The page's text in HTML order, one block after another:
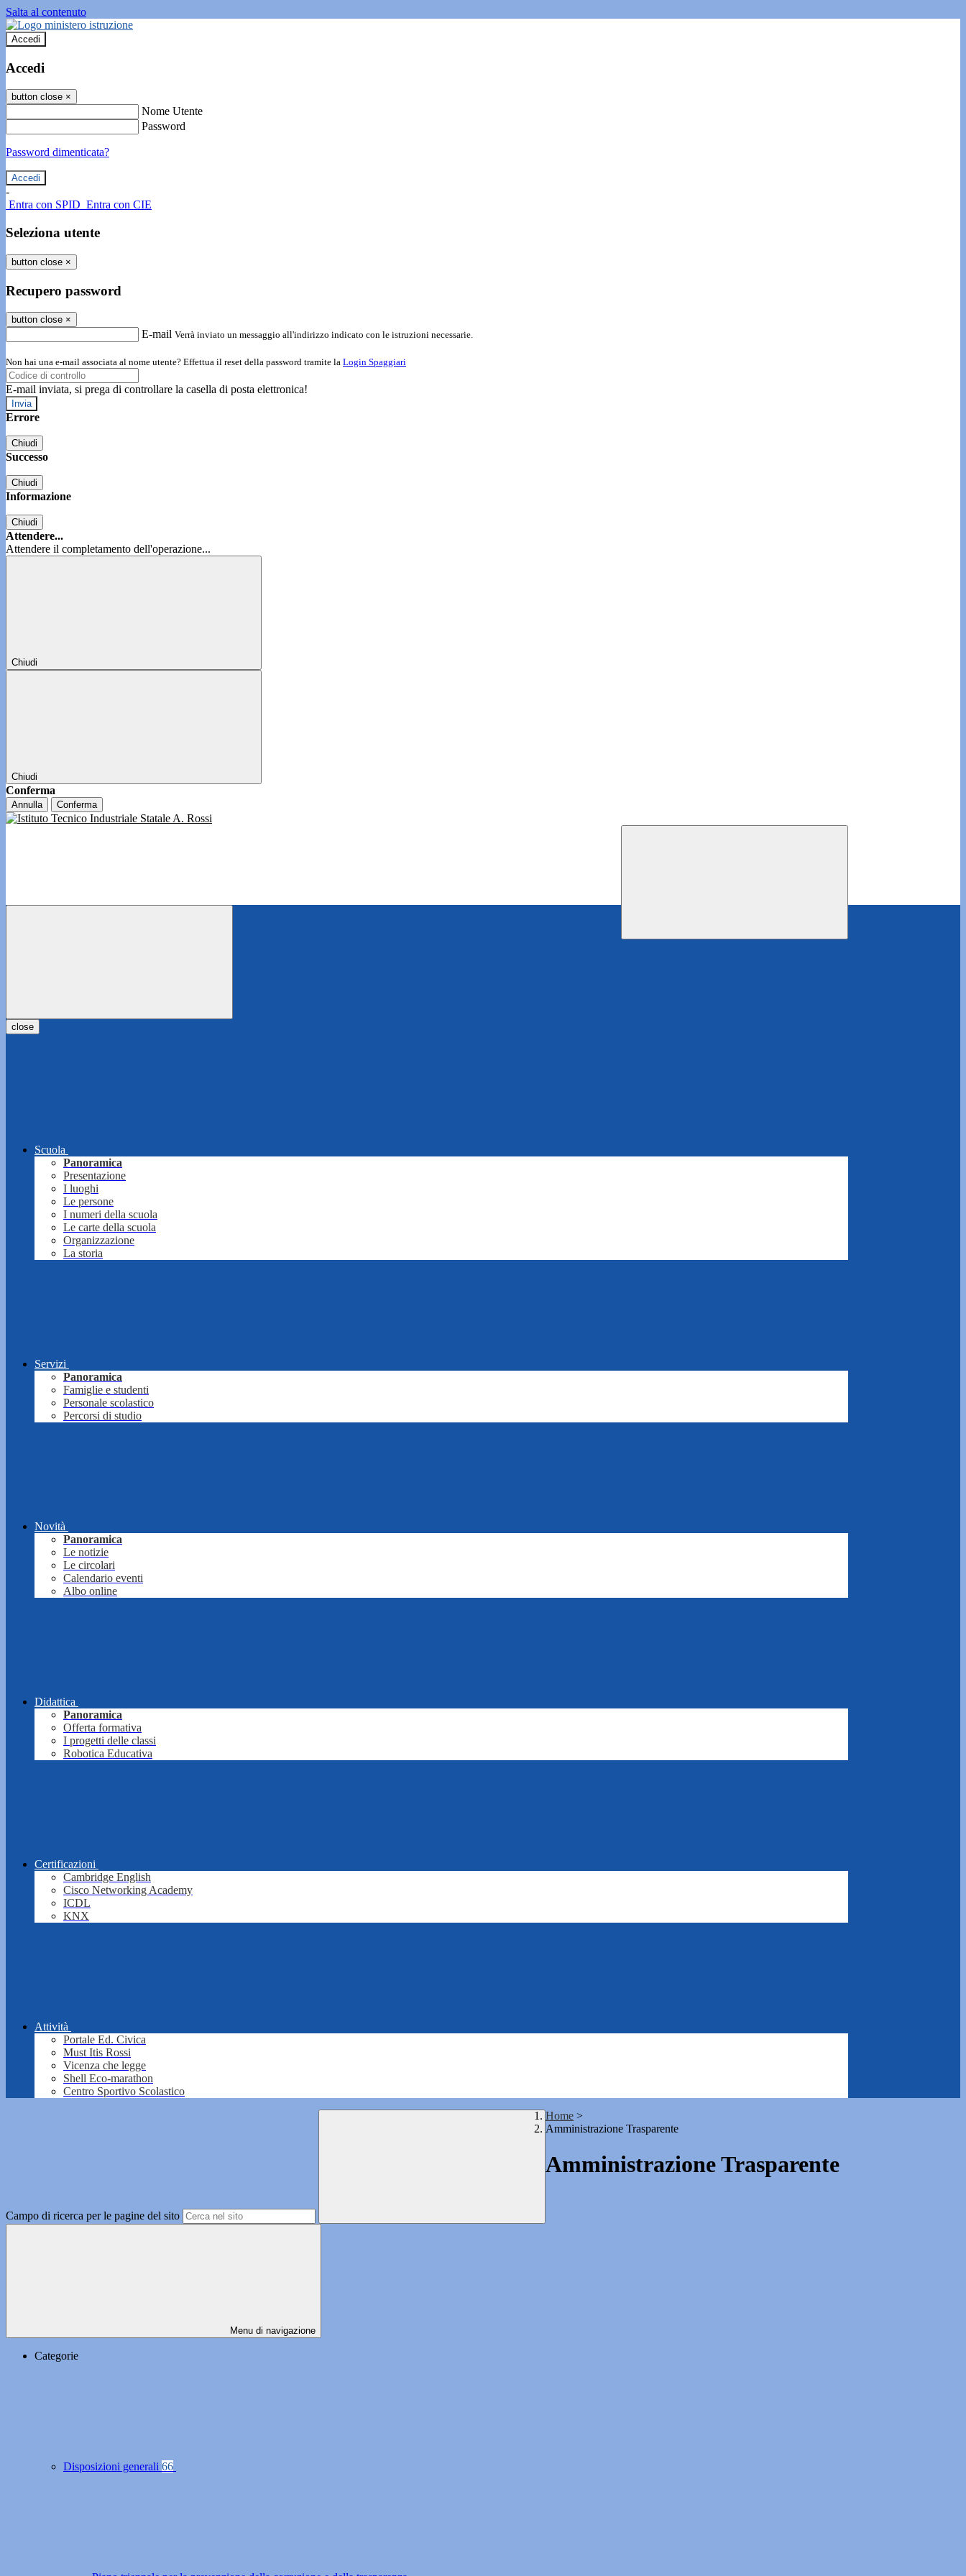
Salta al contenuto
Accedi
Accedi
button close ×
Nome Utente
Password
Password dimenticata?
-
Entra con SPID Entra con CIE
Seleziona utente
button close ×
Recupero password
button close ×
E-mail Verrà inviato un messaggio all'indirizzo indicato con le istruzioni necessarie.
Non hai una e-mail associata al nome utente? Effettua il reset della password tramite la Login Spaggiari
E-mail inviata, si prega di controllare la casella di posta elettronica!
Errore
Chiudi
Successo
Chiudi
Informazione
Chiudi
Attendere...
Attendere il completamento dell'operazione...
Chiudi
Chiudi
Conferma
Annulla Conferma
close
Scuola
Panoramica
Presentazione
I luoghi
Le persone
I numeri della scuola
Le carte della scuola
Organizzazione
La storia
Servizi
Panoramica
Famiglie e studenti
Personale scolastico
Percorsi di studio
Novità
Panoramica
Le notizie
Le circolari
Calendario eventi
Albo online
Didattica
Panoramica
Offerta formativa
I progetti delle classi
Robotica Educativa
Certificazioni
Cambridge English
Cisco Networking Academy
ICDL
KNX
Attività
Portale Ed. Civica
Must Itis Rossi
Vicenza che legge
Shell Eco-marathon
Centro Sportivo Scolastico
Campo di ricerca per le pagine del sito
Home >
Amministrazione Trasparente
Amministrazione Trasparente
Menu di navigazione
Categorie
Disposizioni generali 66